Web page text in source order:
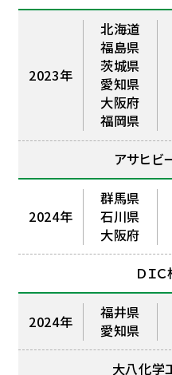
2023年
北海道
福島県
茨城県
愛知県
大阪府
福岡県
アサヒビ
2024年
群馬県
石川県
大阪府
ＤＩ
2024年
福井県
愛知県
大八化学